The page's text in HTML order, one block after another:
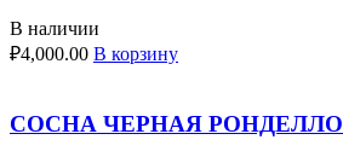
В наличии
₽4,000.00 В корзину
СОСНА ЧЕРНАЯ РОНДЕЛЛО